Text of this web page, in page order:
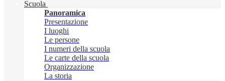
Scuola
Panoramica
Presentazione
I luoghi
Le persone
I numeri della scuola
Le carte della scuola
Organizzazione
La storia